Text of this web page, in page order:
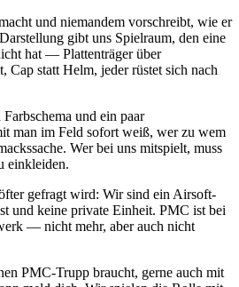
und niemandem vorschreibt, wie er
gibt uns Spielraum, den eine
hat — Plattenträger über
Cap statt Helm, jeder rüstet sich nach
und ein paar
man im Feld sofort weiß, wer zu wem
Wer bei uns mitspielt, muss
einkleiden.
gefragt wird: Wir sind ein Airsoft-
und keine private Einheit. PMC ist bei
— nicht mehr, aber auch nicht
PMC-Trupp braucht, gerne auch mit